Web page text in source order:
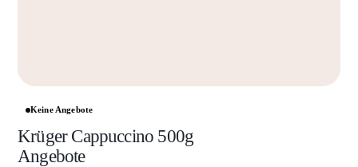
Keine Angebote
Krüger Cappuccino 500g
Angebote